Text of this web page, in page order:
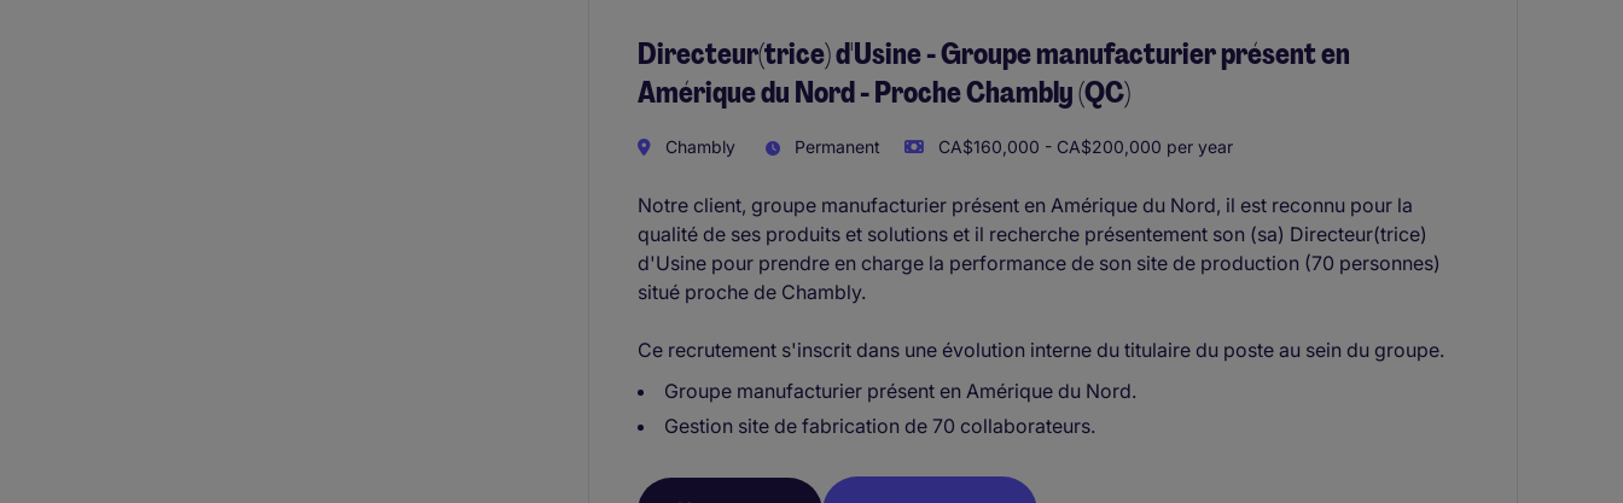
Directeur(trice) d'Usine - Groupe manufacturier présent en
Amérique du Nord - Proche Chambly (QC)
Chambly Permanent CA$160,000 - CA$200,000 per year
Notre client, groupe manufacturier présent en Amérique du Nord, il est reconnu pour la
qualité de ses produits et solutions et il recherche présentement son (sa) Directeur(trice)
d'Usine pour prendre en charge la performance de son site de production (70 personnes)
situé proche de Chambly.
Ce recrutement s'inscrit dans une évolution interne du titulaire du poste au sein du groupe.
Groupe manufacturier présent en Amérique du Nord.
Gestion site de fabrication de 70 collaborateurs.